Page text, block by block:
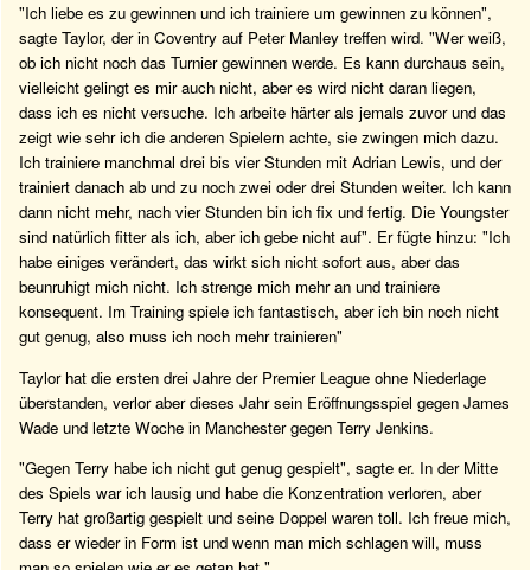
"Ich liebe es zu gewinnen und ich trainiere um gewinnen zu können",
sagte Taylor, der in Coventry auf Peter Manley treffen wird. "Wer weiß,
ob ich nicht noch das Turnier gewinnen werde. Es kann durchaus sein,
vielleicht gelingt es mir auch nicht, aber es wird nicht daran liegen,
dass ich es nicht versuche. Ich arbeite härter als jemals zuvor und das
zeigt wie sehr ich die anderen Spielern achte, sie zwingen mich dazu.
Ich trainiere manchmal drei bis vier Stunden mit Adrian Lewis, und der
trainiert danach ab und zu noch zwei oder drei Stunden weiter. Ich kann
dann nicht mehr, nach vier Stunden bin ich fix und fertig. Die Youngster
sind natürlich fitter als ich, aber ich gebe nicht auf". Er fügte hinzu: "Ich
habe einiges verändert, das wirkt sich nicht sofort aus, aber das
beunruhigt mich nicht. Ich strenge mich mehr an und trainiere
konsequent. Im Training spiele ich fantastisch, aber ich bin noch nicht
gut genug, also muss ich noch mehr trainieren"
Taylor hat die ersten drei Jahre der Premier League ohne Niederlage
überstanden, verlor aber dieses Jahr sein Eröffnungsspiel gegen James
Wade und letzte Woche in Manchester gegen Terry Jenkins.
"Gegen Terry habe ich nicht gut genug gespielt", sagte er. In der Mitte
des Spiels war ich lausig und habe die Konzentration verloren, aber
Terry hat großartig gespielt und seine Doppel waren toll. Ich freue mich,
dass er wieder in Form ist und wenn man mich schlagen will, muss